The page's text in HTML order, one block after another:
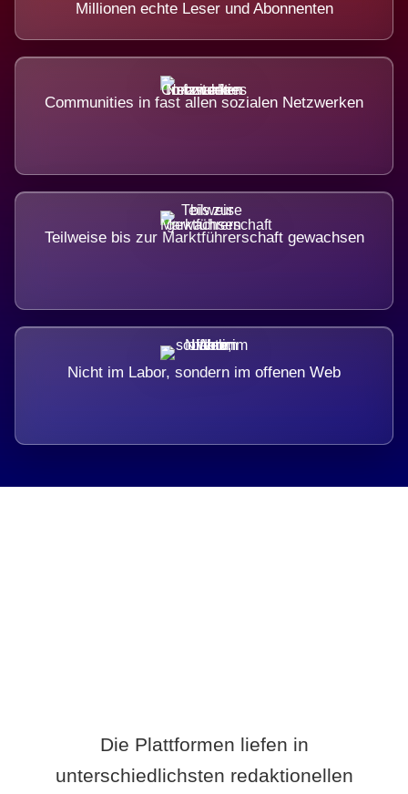
Millionen echte Leser und Abonnenten
Communities in fast allen sozialen Netzwerken
Teilweise bis zur Marktführerschaft gewachsen
Nicht im Labor, sondern im offenen Web
Die Plattformen liefen in
unterschiedlichsten redaktionellen